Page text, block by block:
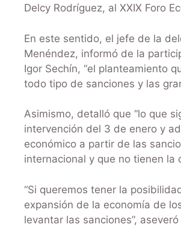
Delcy Rodríguez, al XXIX Foro
En este sentido, el jefe de la
Menéndez, informó de la
Igor Sechín, “el planteamiento
todo tipo de sanciones y las
Asimismo, detalló que “lo que
intervención del 3 de enero y
económico a partir de las
internacional y que no tienen la
“Si queremos tener la
expansión de la economía de
levantar las sanciones”,